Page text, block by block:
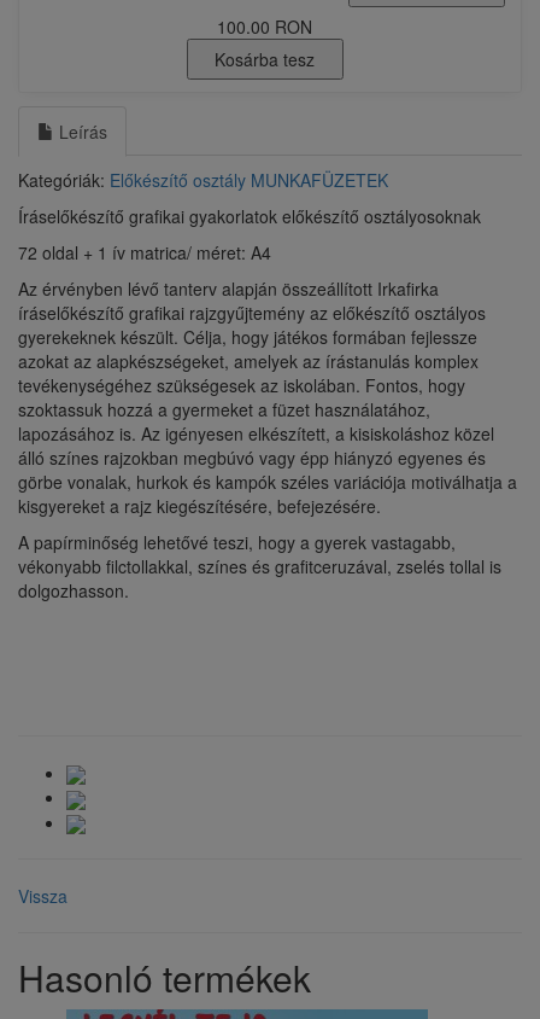
100.00 RON
Kosárba tesz
Leírás
Kategóriák: Előkészítő osztály MUNKAFÜZETEK
Íráselőkészítő grafikai gyakorlatok előkészítő osztályosoknak
72 oldal + 1 ív matrica/ méret: A4
Az érvényben lévő tanterv alapján összeállított Irkafirka
íráselőkészítő grafikai rajzgyűjtemény az előkészítő osztályos
gyerekeknek készült. Célja, hogy játékos formában fejlessze
azokat az alapkészségeket, amelyek az írástanulás komplex
tevékenységéhez szükségesek az iskolában. Fontos, hogy
szoktassuk hozzá a gyermeket a füzet használatához,
lapozásához is. Az igényesen elkészített, a kisiskoláshoz közel
álló színes rajzokban megbúvó vagy épp hiányzó egyenes és
görbe vonalak, hurkok és kampók széles variációja motiválhatja a
kisgyereket a rajz kiegészítésére, befejezésére.
A papírminőség lehetővé teszi, hogy a gyerek vastagabb,
vékonyabb filctollakkal, színes és grafitceruzával, zselés tollal is
dolgozhasson.
Vissza
Hasonló termékek